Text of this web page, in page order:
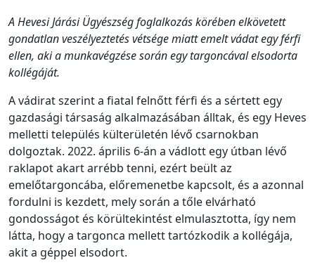
A Hevesi Járási Ügyészség foglalkozás körében elkövetett
gondatlan veszélyeztetés vétsége miatt emelt vádat egy férfi
ellen, aki a munkavégzése során egy targoncával elsodorta
kollégáját.
A vádirat szerint a fiatal felnőtt férfi és a sértett egy
gazdasági társaság alkalmazásában álltak, és egy Heves
melletti település külterületén lévő csarnokban
dolgoztak. 2022. április 6-án a vádlott egy útban lévő
raklapot akart arrébb tenni, ezért beült az
emelőtargoncába, előremenetbe kapcsolt, és a azonnal
fordulni is kezdett, mely során a tőle elvárható
gondosságot és körültekintést elmulasztotta, így nem
látta, hogy a targonca mellett tartózkodik a kollégája,
akit a géppel elsodort.